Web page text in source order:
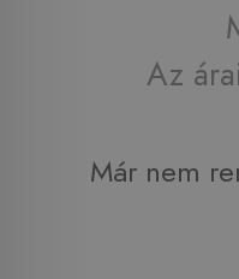
Az
Már nem